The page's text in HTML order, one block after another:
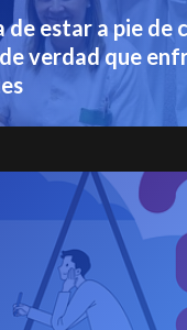
estar a pie de
verdad que